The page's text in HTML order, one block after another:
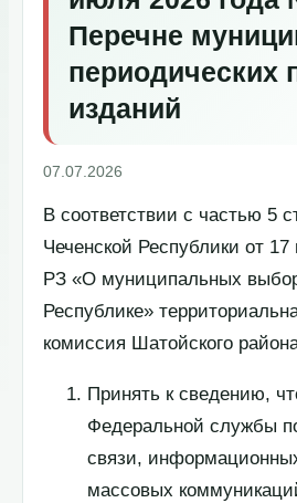
Перечне
периодических
изданий
07.07.2026
В соответствии с частью 5
Чеченской Республики от
РЗ «О муниципальных
Республике»
комиссия Шатойского
Принять к сведению,
Федеральной службы
связи,
массовых